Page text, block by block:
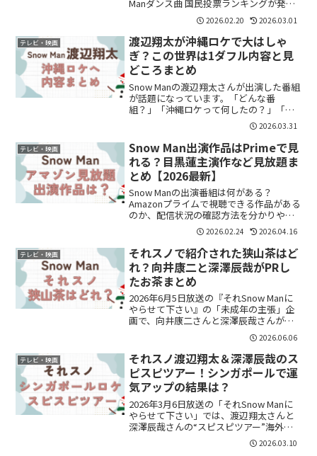
Manダンス曲 国民投票ランキングが発表
されました。「人気曲はどれ？」「1位
は？」「上位曲を知りたい」気になりま
すよね。放送内容を分かりやすくまとめ
ま...
2026.02.20 2026.03.01
テレビ・映画
渡辺翔太が沖縄ロケで大はしゃ
ぎ？この世界は1ダフル内容と見
どころまとめ
Snow Manの渡辺翔太さんが出演した番組
が話題になっています。「どんな番
組？」「沖縄ロケって何したの？」「誰
と共演してる？」と気になっている方も
多いのではないでしょうか。この記事で
は、番組内容や沖縄ロケの様子、見どこ
ろを分かりやすくまと...
2026.03.31
テレビ・映画
Snow Man出演作品はPrimeで見
れる？目黒蓮主演作など見放題ま
とめ【2026最新】
Snow Manの出演番組は何がある？
Amazonプライムで視聴できる作品がある
のか、配信状況の確認方法を分かりやす
くまとめました。 2026.02.24 2026.04.16
テレビ・映画
それスノで紹介された狭山茶はど
れ？向井康二と深澤辰哉がPRし
たお茶まとめ
2026年6月5日放送の『それSnow Manに
やらせて下さい』の「未成年の主張」企
画で、向井康二さんと深澤辰哉さんが狭
山茶をPRして話題になりました。放送を
見て、それスノで紹介された狭山茶はど
れ？買えるの？どんなお茶なの？と気に
なった方も...
2026.06.06
テレビ・映画
それスノ渡辺翔太＆深澤辰哉のス
ピスピツアー！シンガポールで運
気アップの結果は？
2026年3月6日放送の「それSnow Manに
やらせて下さい」では、渡辺翔太さんと
深澤辰哉さんの“スピスピツアー”海外ロ
ケが放送されました。今回の舞台はシン
ガポール。スピリチュアルスポットを巡
2026.03.10